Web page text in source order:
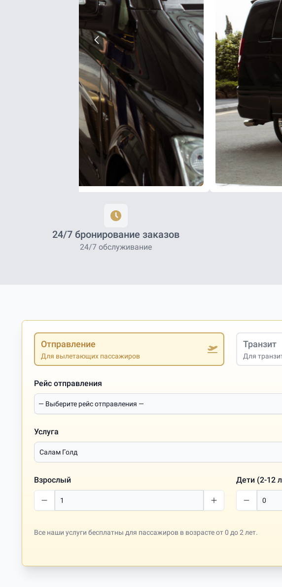
24/7 бронирование заказов
24/7 обслуживание
Отправление
Для вылетающих пассажиров
Транзит
Для
Рейс отправления
Услуга
Взрослый Дети (2-12
Все наши услуги бесплатны для пассажиров в возрасте от 0 до 2 лет.